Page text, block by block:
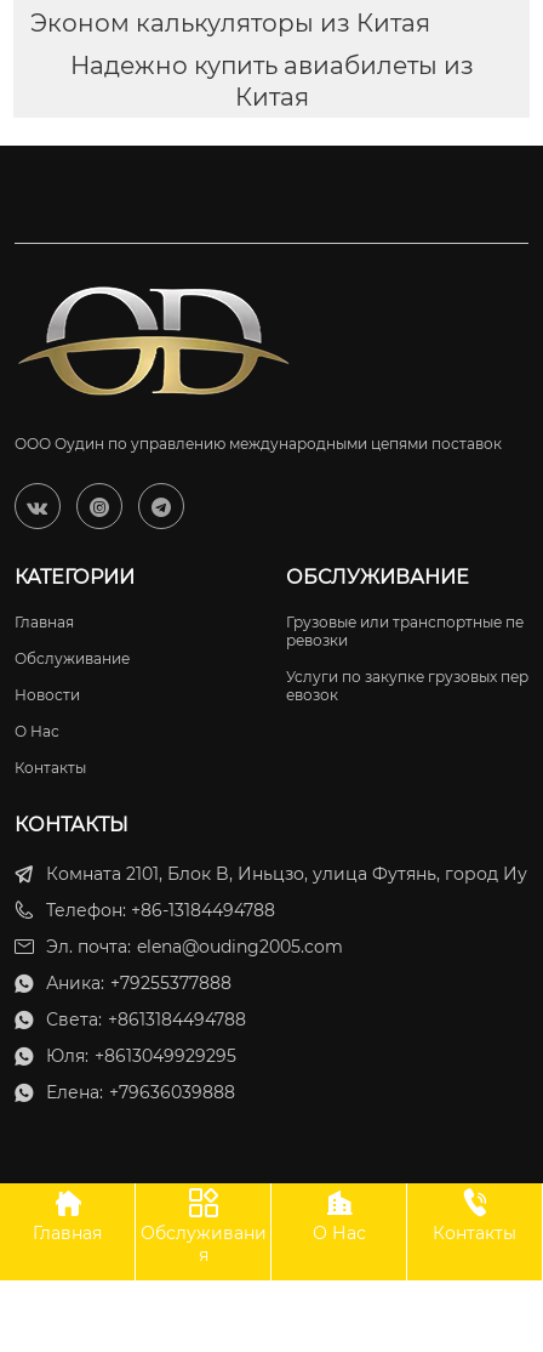
Эконом калькуляторы из Китая
Надежно купить авиабилеты из
Китая
ООО Оудин по управлению международными цепями поставок
  
КАТЕГОРИИ
Главная
Обслуживание
Новости
О Нас
Контакты
ОБСЛУЖИВАНИЕ
Грузовые или транспортные пе
ревозки
Услуги по закупке грузовых пер
евозок
КОНТАКТЫ
Комната 2101, Блок B, Иньцзо, улица Футянь, город Иу
Телефон: +86-13184494788
Эл. почта: elena@ouding2005.com
 Аника: +79255377888
 Света: +8613184494788
 Юля: +8613049929295
 Елена: +79636039888
ООО Оудин по управлению международными цепями поставок

Главная

Обслуживани
я

О Нас

Контакты